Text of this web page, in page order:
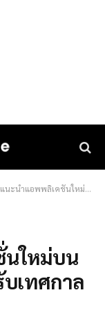
อพพลิเคชั่นใหม่บนมือถือแบล็กเบอร์รี่ต้อนรับเทศกาลตรุษจีนปี
นใหม่บน
เทศกาล